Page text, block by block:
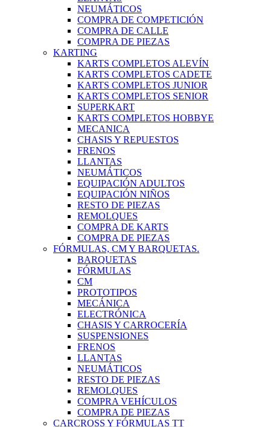
NEUMÁTICOS
COMPRA DE COMPETICIÓN
COMPRA DE CALLE
COMPRA DE PIEZAS
KARTING
KARTS COMPLETOS ALEVÍN
KARTS COMPLETOS CADETE
KARTS COMPLETOS JUNIOR
KARTS COMPLETOS SENIOR
SUPERKART
KARTS COMPLETOS HOBBYE
MECANICA
CHASIS Y REPUESTOS
FRENOS
LLANTAS
NEUMÁTICOS
EQUIPACIÓN ADULTOS
EQUIPACIÓN NIÑOS
RESTO DE PIEZAS
REMOLQUES
COMPRA DE KARTS
COMPRA DE PIEZAS
FÓRMULAS, CM Y BARQUETAS.
BARQUETAS
FÓRMULAS
CM
PROTOTIPOS
MECÁNICA
ELECTRÓNICA
CHASIS Y CARROCERÍA
SUSPENSIONES
FRENOS
LLANTAS
NEUMÁTICOS
RESTO DE PIEZAS
REMOLQUES
COMPRA VEHÍCULOS
COMPRA DE PIEZAS
CARCROSS Y FÓRMULAS TT